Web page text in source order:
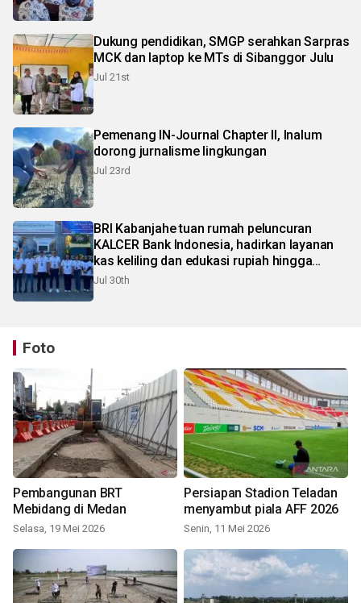
Dukung pendidikan, SMGP serahkan Sarpras
MCK dan laptop ke MTs di Sibanggor Julu
Jul 21st
Pemenang IN-Journal Chapter II, Inalum
dorong jurnalisme lingkungan
Jul 23rd
BRI Kabanjahe tuan rumah peluncuran
KALCER Bank Indonesia, hadirkan layanan
kas keliling dan edukasi rupiah hingga
pelosok Karo
Jul 30th
Foto
Pembangunan BRT
Mebidang di Medan
Selasa, 19 Mei 2026
Persiapan Stadion Teladan
menyambut piala AFF 2026
Senin, 11 Mei 2026